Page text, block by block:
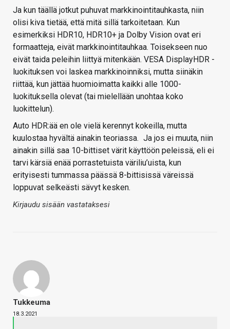
Ja kun täällä jotkut puhuvat markkinointitauhkasta, niin
olisi kiva tietää, että mitä sillä tarkoitetaan. Kun
esimerkiksi HDR10, HDR10+ ja Dolby Vision ovat eri
formaatteja, eivät markkinointitauhkaa. Toisekseen nuo
eivät taida peleihin liittyä mitenkään. VESA DisplayHDR -
luokituksen voi laskea markkinoinniksi, mutta siinäkin
riittää, kun jättää huomioimatta kaikki alle 1000-
luokituksella olevat (tai mielellään unohtaa koko
luokittelun).
Auto HDR:ää en ole vielä kerennyt kokeilla, mutta
kuulostaa hyvältä ainakin teoriassa. Ja jos ei muuta, niin
ainakin sillä saa 10-bittiset värit käyttöön peleissä, eli ei
tarvi kärsiä enää porrastetuista väriliu’uista, kun
erityisesti tummassa päässä 8-bittisissä väreissä
loppuvat selkeästi sävyt kesken.
Kirjaudu sisään vastataksesi
Tukkeuma
18.3.2021